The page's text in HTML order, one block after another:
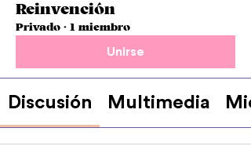
Reinvención
Privado · 1 miembro
Unirse
Discusión Multimedia